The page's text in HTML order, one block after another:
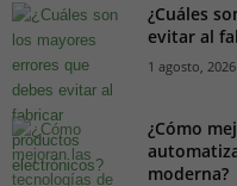
¿Cuáles
evitar al
1 agosto, 2026
¿Cómo
moderna?